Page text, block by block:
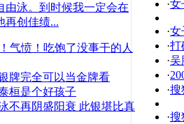
由泳。到时候我一定会在
再创佳绩...
气愤！吃饱了没事干的人
牌完全可以当金牌看
桓是个好孩子
不再阴盛阳衰 此银堪比真
·女
·女
·打
·吴
·
·搜
·搜